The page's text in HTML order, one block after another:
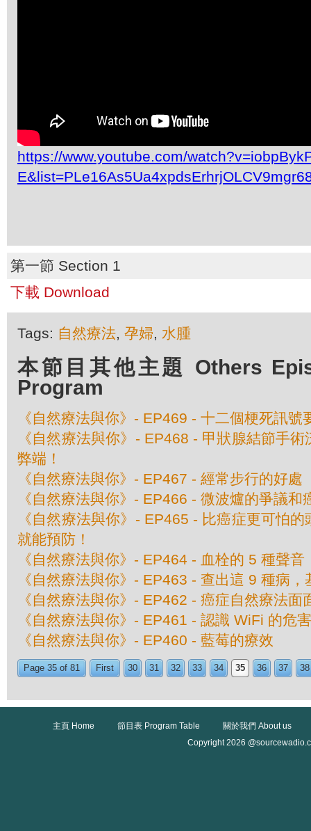
https://www.youtube.com/
第一節 Section 1
下載 Download
Tags: 自然療法, 孕婦, 水腫
本節目其他主題 Others
Program
《自然療法與你》- EP469 - 十二個梗死訊號
《自然療法與你》- EP468 - 甲狀腺結節手
弊端！
《自然療法與你》- EP467 - 經常步行的好處
《自然療法與你》- EP466 - 微波爐的爭議和
《自然療法與你》- EP465 - 比癌症更可怕
就能預防！
《自然療法與你》- EP464 - 血栓的 5 種聲音
《自然療法與你》- EP463 - 查出這 9 種病，
《自然療法與你》- EP462 - 癌症自然療法面
《自然療法與你》- EP461 - 認識 WiFi 的危害
《自然療法與你》- EP460 - 藍莓的療效
Page 35 of 81 First 30 31 32 33 34 35 36 37 38
主頁 Home 節目表 Program Table
關於我們 About us
Copyright 2026